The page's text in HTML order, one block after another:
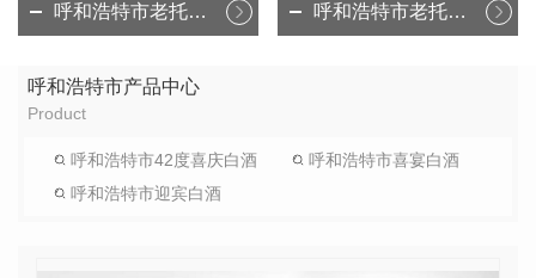
呼和浩特市老托城·喜宴 呼和浩特市老托城·迎宾
呼和浩特市产品中心
Product
呼和浩特市42度喜庆白酒
呼和浩特市喜宴白酒
呼和浩特市迎宾白酒